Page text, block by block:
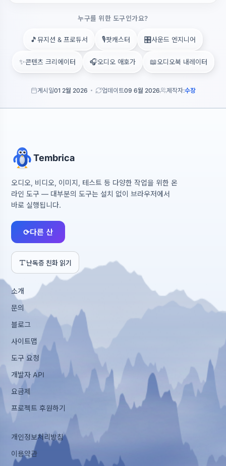
누구를 위한 도구인가요?
🎵뮤지션 & 프로듀서 🎙️팟캐스터 🎛️사운드 엔지니어
✨콘텐츠 크리에이터 🎧오디오 애호가 📖오디오북 내레이터
게시일01 2월 2026 업데이트09 6월 2026 제작자:수장
Tembrica
오디오, 비디오, 이미지, 테스트 등 다양한 작업을 위한 온
라인 도구 — 대부분의 도구는 설치 없이 브라우저에서
바로 실행됩니다.
⟳다른 산
난독증 친화 읽기
소개
문의
블로그
사이트맵
도구 요청
개발자 API
요금제
프로젝트 후원하기
개인정보처리방침
이용약관